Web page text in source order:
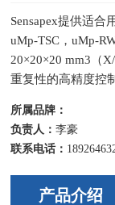
Sensapex提供适
uMp-TSC，uMp-
20×20×20 mm3（
重复性的高精度控
所属品牌：
负责人：李豪
联系电话：
产品介绍